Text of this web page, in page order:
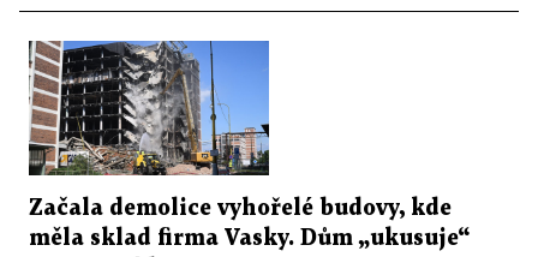
Začala demolice vyhořelé budovy, kde
měla sklad firma Vasky. Dům „ukusuje“